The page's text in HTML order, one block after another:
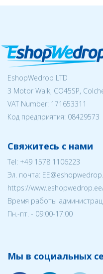
EshopWedrop LTD
3 Motor Walk, CO45SP,
VAT Number: 171653311
Код предприятия: 08429573
Свяжитесь с нами
Tel: +49 1578 1106223
Эл. почта:
https://
Время работы
Пн.-пт. - 09:00-17:00
Мы в социальных